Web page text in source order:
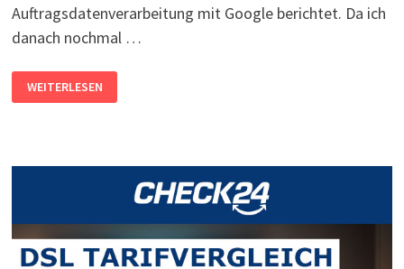
Auftragsdatenverarbeitung mit Google berichtet. Da ich
danach nochmal …
VERTRAG
ZUR
AUFTRAGSDATENVERARBEITUNG
ALTEM
WEITERLESEN